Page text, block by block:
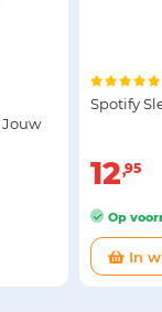
Spotify
12 95
Op
In